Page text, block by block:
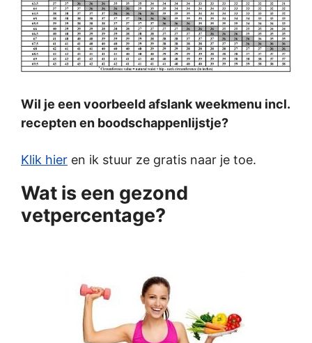
Wil je een voorbeeld afslank weekmenu incl.
recepten en boodschappenlijstje?
Klik hier en ik stuur ze gratis naar je toe.
Wat is een gezond
vetpercentage?